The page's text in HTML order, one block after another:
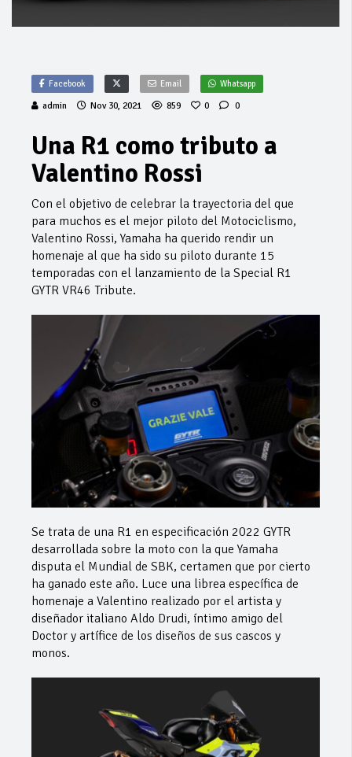
Facebook Email Whatsapp
admin Nov 30, 2021 859 0 0
Una R1 como tributo a
Valentino Rossi
Con el objetivo de celebrar la trayectoria del que
para muchos es el mejor piloto del Motociclismo,
Valentino Rossi, Yamaha ha querido rendir un
homenaje al que ha sido su piloto durante 15
temporadas con el lanzamiento de la Special R1
GYTR VR46 Tribute.
Se trata de una R1 en especificación 2022 GYTR
desarrollada sobre la moto con la que Yamaha
disputa el Mundial de SBK, certamen que por cierto
ha ganado este año. Luce una librea específica de
homenaje a Valentino realizado por el artista y
diseñador italiano Aldo Drudi, íntimo amigo del
Doctor y artífice de los diseños de sus cascos y
monos.